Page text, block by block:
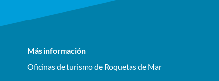
Más información
Oficinas de turismo de Roquetas de Mar